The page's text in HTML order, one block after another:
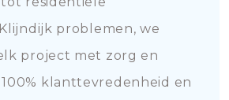
problemen, we
project met zorg en
klanttevredenheid en